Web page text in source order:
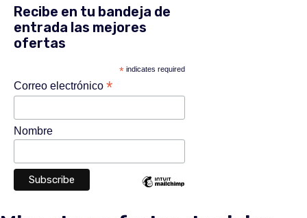
Recibe en tu bandeja de
entrada las mejores
ofertas
*indicates required
Correo electrónico *
Nombre